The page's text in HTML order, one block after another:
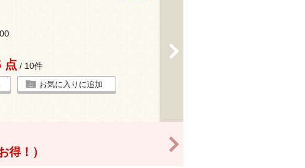
点 / 10件
お気に入りに追加
得！）